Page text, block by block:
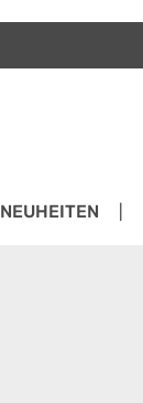
NEUHEITEN